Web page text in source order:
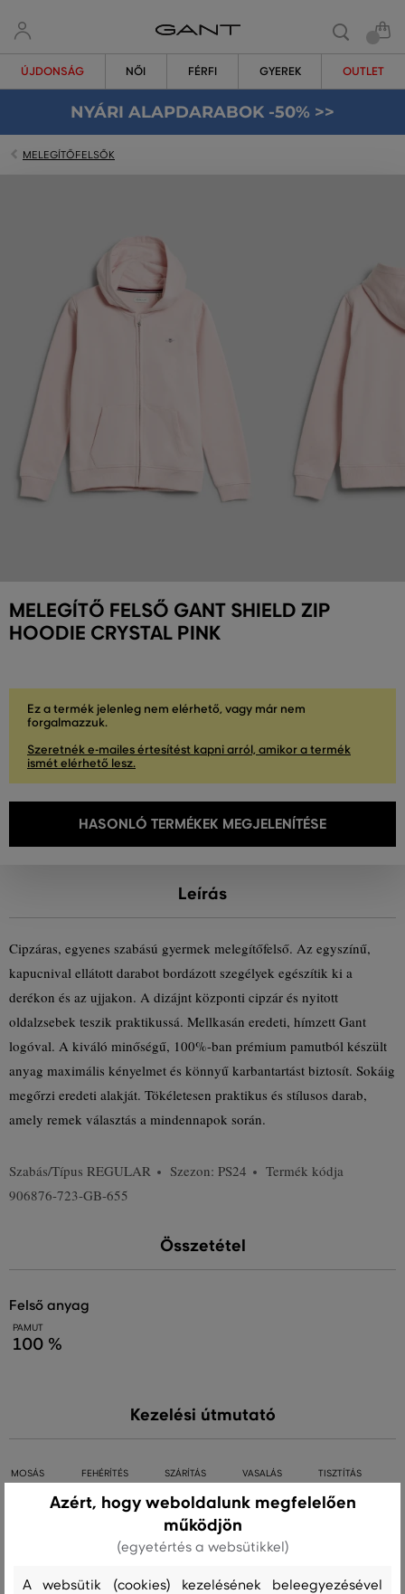
ÚJDONSÁG NŐI FÉRFI GYEREK OUTLET
NYÁRI ALAPDARABOK -50% >>
MELEGÍTŐFELSŐK
MELEGÍTŐ FELSŐ GANT SHIELD ZIP
HOODIE CRYSTAL PINK
Ez a termék jelenleg nem elérhető, vagy már nem
forgalmazzuk.
Szeretnék e-mailes értesítést kapni arról, amikor a termék
ismét elérhető lesz.
HASONLÓ TERMÉKEK MEGJELENÍTÉSE
Leírás
Cipzáras, egyenes szabású gyermek melegítőfelső. Az egyszínű,
kapucnival ellátott darabot bordázott szegélyek egészítik ki a
derékon és az ujjakon. A dizájnt központi cipzár és nyitott
oldalzsebek teszik praktikussá. Mellkasán eredeti, hímzett Gant
logóval. A kiváló minőségű, 100%-ban prémium pamutból készült
anyag maximális kényelmet és könnyű karbantartást biztosít. Sokáig
megőrzi eredeti alakját. Tökéletesen praktikus és stílusos darab,
amely remek választás a mindennapok során.
Szabás/Típus REGULAR Szezon: PS24
Termék kódja
906876-723-GB-655
Összetétel
felső anyag
PAMUT
100 %
Kezelési útmutató
MOSÁS FEHÉRÍTÉS SZÁRÍTÁS VASALÁS TISZTÍTÁS
Azért, hogy weboldalunk megfelelően
működjön
(egyetértés a websütikkel)
A websütik (cookies) kezelésének beleegyezésével